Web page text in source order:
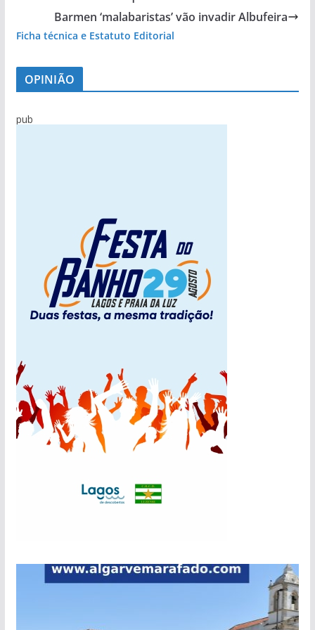
Barmen ‘malabaristas’ vão invadir Albufeira
Ficha técnica e Estatuto Editorial
OPINIÃO
pub